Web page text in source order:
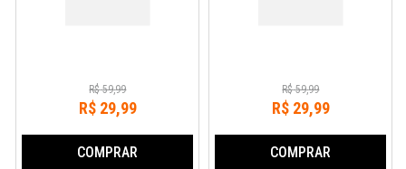
R$ 59,99
R$ 29,99
COMPRAR
R$ 59,99
R$ 29,99
COMPRAR